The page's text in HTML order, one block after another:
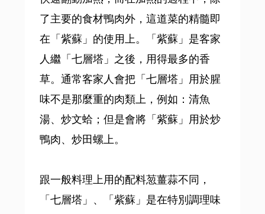
了主要的食材鴨肉外，這道菜的精髓即
在「紫蘇」的使用上。「紫蘇」是客家
人繼「七層塔」之後，用得最多的香
草。通常客家人會把「七層塔」用於腥
味不是那麼重的肉類上，例如：清魚
湯、炒文蛤；但是會將「紫蘇」用於炒
鴨肉、炒田螺上。
跟一般料理上用的配料䓤薑蒜不同，
「七層塔」、「紫蘇」是在特別調理味